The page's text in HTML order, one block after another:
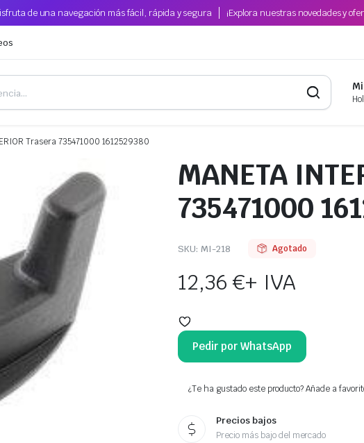
de una navegación más fácil, rápida y segura ¡Explora nuestras novedades y
Trasera 735471000 1612529380
MANETA
735471000
SKU: MI-218 Agotado
12,36€+ IVA
Pedir por WhatsApp
¿Te ha gustado este producto? Añade a
Precios bajos
Precio más bajo del mercado